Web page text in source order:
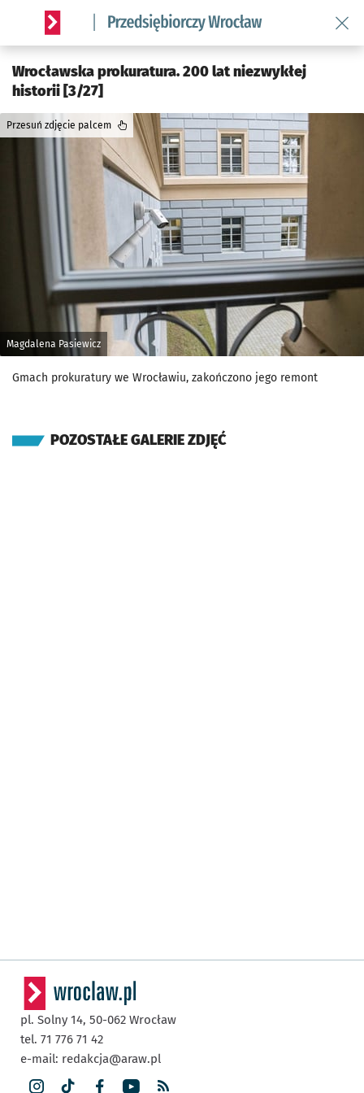
Serwis informacyjny wroclaw.pl podserwis: Strategia
Wrocławska prokuratura. 200 lat niezwykłej
historii [3/27]
Magdalena Pasiewicz
Przesuń zdjęcie palcem
Gmach prokuratury we Wrocławiu, zakończono jego remont
POZOSTAŁE GALERIE ZDJĘĆ
pl. Solny 14, 50-062 Wrocław
tel. 71 776 71 42
e-mail: redakcja@araw.pl